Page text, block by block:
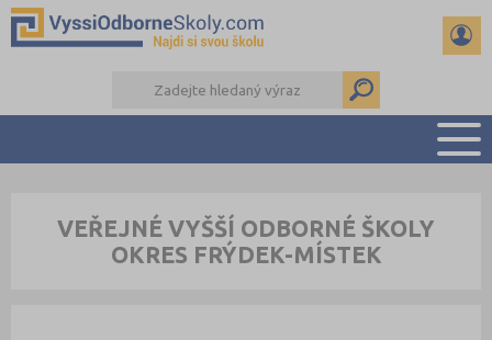
PŘÍPRAVA NA PŘIJÍMAČKY
KALENDÁŘ AKCÍ
VEŘEJNÉ VYŠŠÍ ODBORNÉ ŠKOLY
OKRES FRÝDEK-MÍSTEK